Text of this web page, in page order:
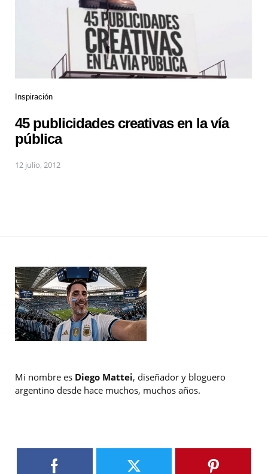
Inspiración
45 publicidades creativas en la vía
pública
12 julio, 2012
Mi nombre es Diego Mattei, diseñador y bloguero
argentino desde hace muchos, muchos años.